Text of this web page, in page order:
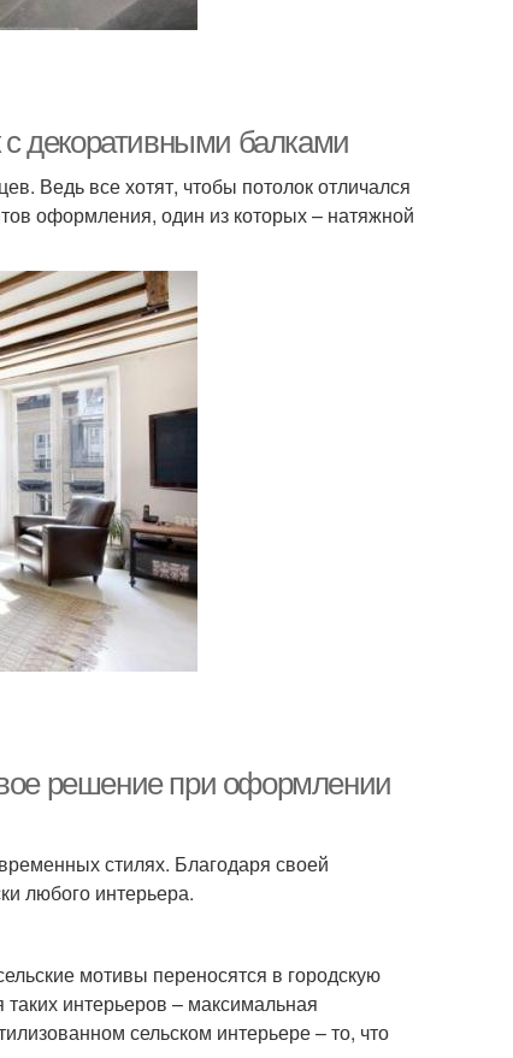
декоративными балками
Ведь все хотят, чтобы потолок отличался
оформления, один из которых – натяжной
решение при оформлении
стилях. Благодаря своей
любого интерьера.
мотивы переносятся в городскую
интерьеров – максимальная
сельском интерьере – то, что